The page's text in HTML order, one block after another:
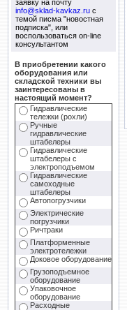
заявку на почту
info@sklad-kavkaz.ruс
темой писма "новостная
подписка", или
воспользоваться on-line
консультантом
В приобретении какого
оборудования или
складской техники вы
заинтересованы в
настоящий момент?
Гидравлические
тележки (рохли)
Ручные
гидравлические
штабелеры
Гидравлические
штабелеры с
электроподъемом
Гидравлические
самоходные
штабелеры
Автопогрузчики
Электрические
погрузчики
Ричтраки
Платформенные
электротележки
Доковое оборудование
Грузоподъемное
оборудование
Упаковочное
оборудование
Расходные